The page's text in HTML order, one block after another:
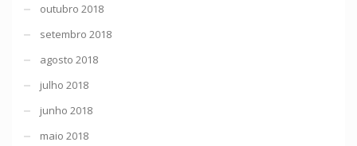
outubro 2018
setembro 2018
agosto 2018
julho 2018
junho 2018
maio 2018